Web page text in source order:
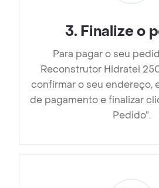
3. Finalize o
Para pagar o seu
Reconstrutor Hidratei
confirmar o seu endereço,
de pagamento e finalizar
Pedido”.